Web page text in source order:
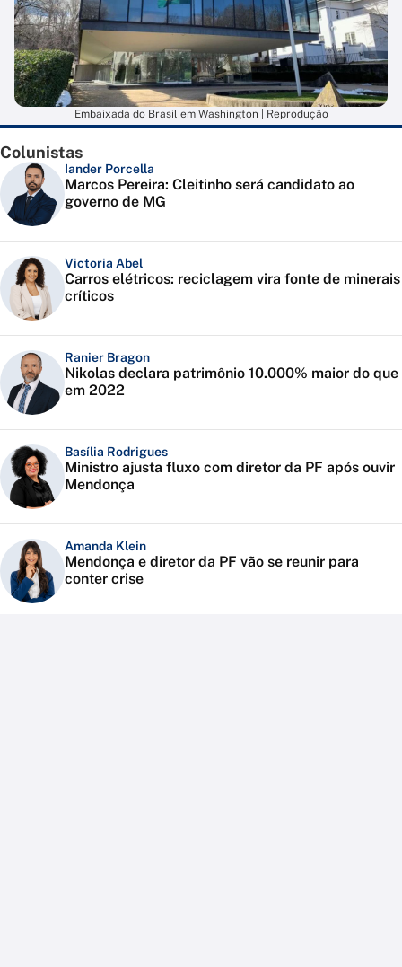
Embaixada do Brasil em Washington | Reprodução
Colunistas
Iander Porcella
Marcos Pereira: Cleitinho será candidato ao
governo de MG
Victoria Abel
Carros elétricos: reciclagem vira fonte de minerais
críticos
Ranier Bragon
Nikolas declara patrimônio 10.000% maior do que
em 2022
Basília Rodrigues
Ministro ajusta fluxo com diretor da PF após ouvir
Mendonça
Amanda Klein
Mendonça e diretor da PF vão se reunir para
conter crise